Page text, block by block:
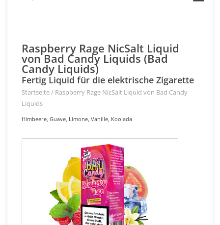
Raspberry Rage NicSalt Liquid
von Bad Candy Liquids (Bad
Candy Liquids)
Fertig Liquid für die elektrische Zigarette
Startseite/ Raspberry Rage NicSalt Liquid von Bad Candy
Liquids
Himbeere, Guave, Limone, Vanille, Koolada